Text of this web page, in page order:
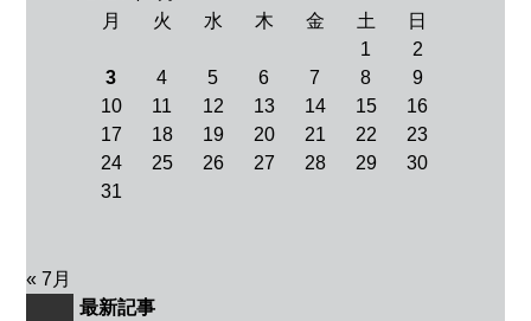
月
火 水 木 金 土
日
1
2
3
4 5 6 7 8
9
10
11 12 13 14 15
16
17
18 19 20 21 22
23
24
25 26 27 28 29
30
31
« 7月
最新記事